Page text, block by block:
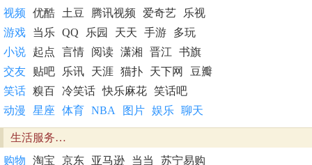
视频
优酷 土豆 腾讯视频 爱奇艺
乐视
游戏
当乐 QQ 乐园 天天 手游
多玩
小说
起点 言情 阅读 潇湘 晋江
书旗
交友
贴吧 乐讯 天涯 猫扑 天下网
豆瓣
笑话 糗百 冷笑话 快乐麻花 笑话吧
动漫
星座 体育 NBA 图片 娱乐 聊天
生活服务…
购物
淘宝 京东 亚马逊 当当
苏宁易购